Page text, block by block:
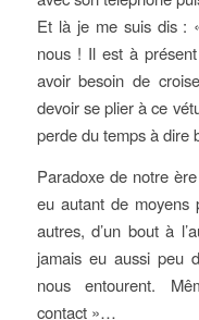
Et là je me suis dis :
nous ! Il est à
avoir besoin de
devoir se plier à ce
perde du temps à dire
Paradoxe de notre
eu autant de moyens
autres, d’un bout à
jamais eu aussi peu
nous entourent.
contact »…